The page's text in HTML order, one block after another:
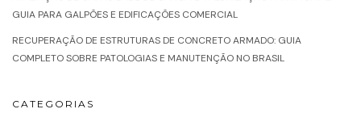
GUIA PARA GALPÕES E EDIFICAÇÕES COMERCIAL
RECUPERAÇÃO DE ESTRUTURAS DE CONCRETO ARMADO: GUIA
COMPLETO SOBRE PATOLOGIAS E MANUTENÇÃO NO BRASIL
CATEGORIAS